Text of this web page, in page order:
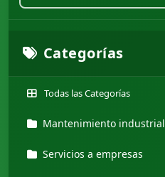
Categorías
Todas las Categorías
Mantenimiento industrial
Servicios a empresas